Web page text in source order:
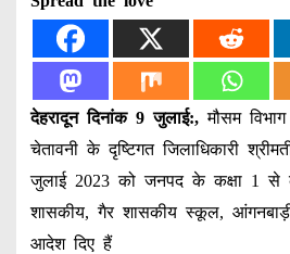
देहरादून दिनांक 9 जुलाई:,मौसम विभाग
चेतावनी के दृष्टिगत जिलाधिकारी
जुलाई 2023 को जनपद के कक्षा 1
शासकीय, गैर शासकीय स्कूल,
आदेश दिए हैं